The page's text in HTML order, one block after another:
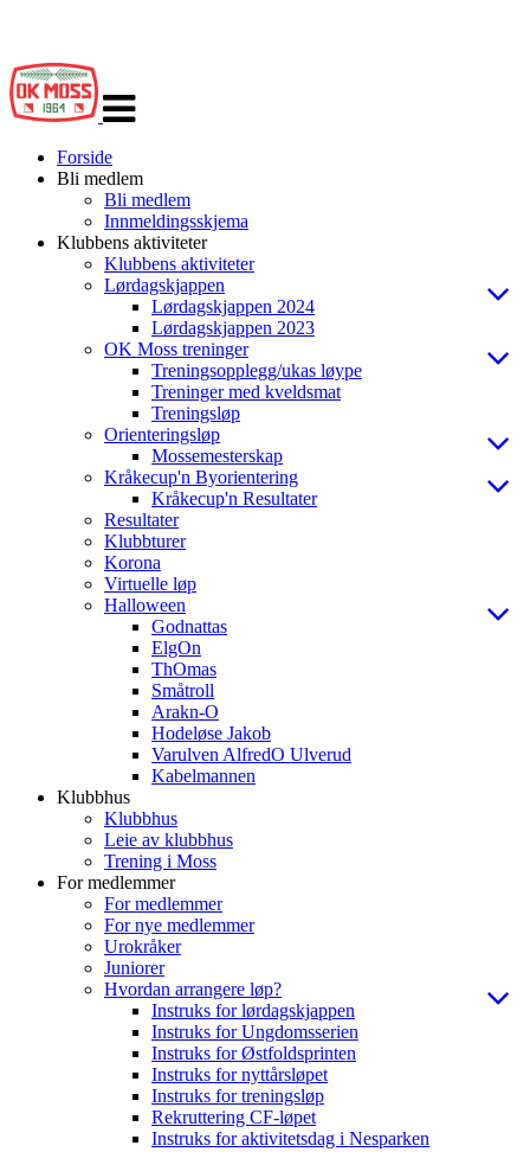
navigasjon
Forside
Bli medlem
Bli medlem
Innmeldingsskjema
Klubbens aktiviteter
Klubbens aktiviteter
Lørdagskjappen
Lørdagskjappen 2024
Lørdagskjappen 2023
OK Moss treninger
Treningsopplegg/ukas løype
Treninger med kveldsmat
Treningsløp
Orienteringsløp
Mossemesterskap
Kråkecup'n Byorientering
Kråkecup'n Resultater
Resultater
Klubbturer
Korona
Virtuelle løp
Halloween
Godnattas
ElgOn
ThOmas
Småtroll
Arakn-O
Hodeløse Jakob
Varulven AlfredO Ulverud
Kabelmannen
Klubbhus
Klubbhus
Leie av klubbhus
Trening i Moss
For medlemmer
For medlemmer
For nye medlemmer
Urokråker
Juniorer
Hvordan arrangere løp?
Instruks for lørdagskjappen
Instruks for Ungdomsserien
Instruks for Østfoldsprinten
Instruks for nyttårsløpet
Instruks for treningsløp
Rekruttering CF-løpet
Instruks for aktivitetsdag i Nesparken